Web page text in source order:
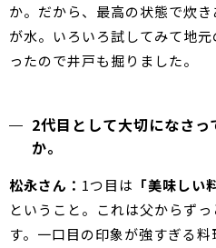
か。だから、最高の状態で炊
が水。いろいろ試してみて地
ったので井戸も掘りました。
2代目として大切になさ
か。
松永さん： 1つ目は 「美味しい
ということ。これは父からず
す。一口目の印象が強すぎる